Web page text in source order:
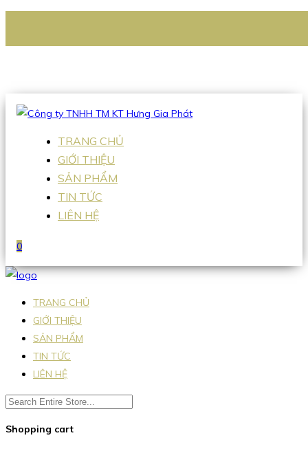
Hotline:0938 336 079
TRANG CHỦ
GIỚI THIỆU
SẢN PHẨM
TIN TỨC
LIÊN HỆ
0
TRANG CHỦ
GIỚI THIỆU
SẢN PHẨM
TIN TỨC
LIÊN HỆ
Shopping cart